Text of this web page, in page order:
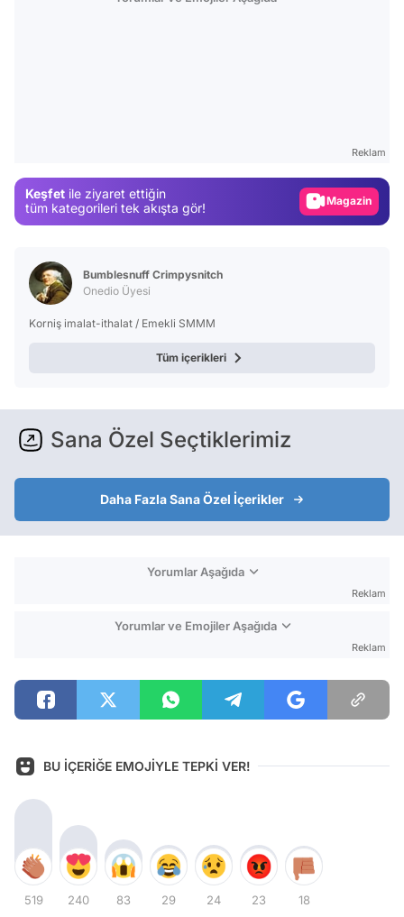
Reklam
Keşfet ile ziyaret ettiğin
tüm kategorileri tek akışta gör!
Video
Bumblesnuff Crimpysnitch
Onedio Üyesi
Korniş imalat-ithalat / Emekli SMMM
Tüm içerikleri
Sana Özel Seçtiklerimiz
Daha Fazla Sana Özel İçerikler
Yorumlar Aşağıda
Reklam
Yorumlar ve Emojiler Aşağıda
Reklam
BU İÇERİĞE EMOJİYLE TEPKİ VER!
519 240 83 29 24 23 18